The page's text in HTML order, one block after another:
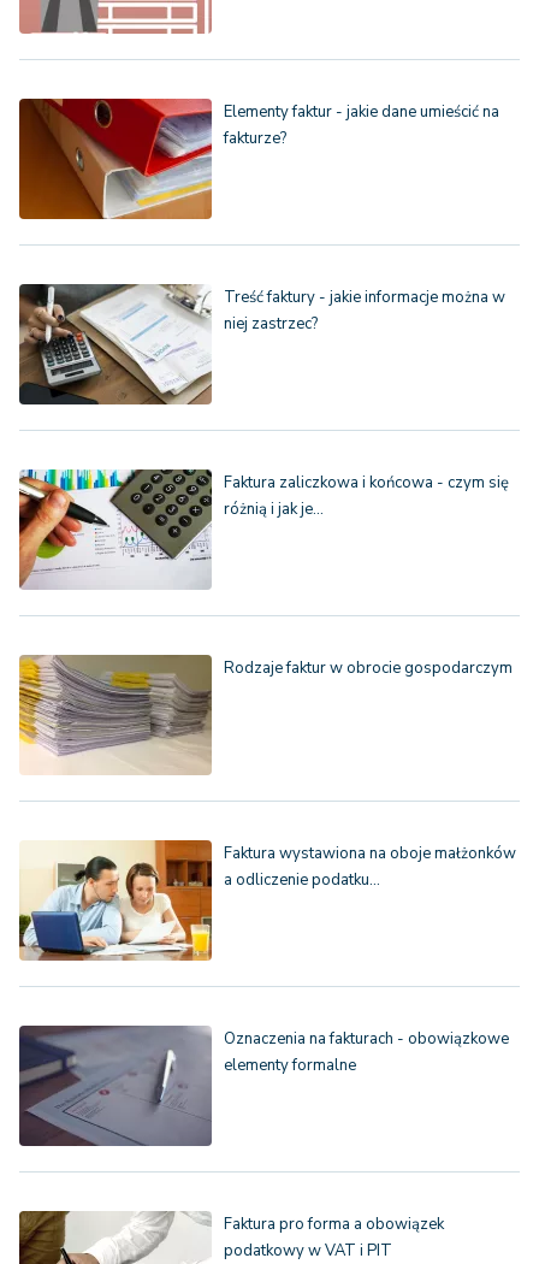
Elementy faktur - jakie dane umieścić na
fakturze?
Treść faktury - jakie informacje można w
niej zastrzec?
Faktura zaliczkowa i końcowa - czym się
różnią i jak je…
Rodzaje faktur w obrocie gospodarczym
Faktura wystawiona na oboje małżonków
a odliczenie podatku…
Oznaczenia na fakturach - obowiązkowe
elementy formalne
Faktura pro forma a obowiązek
podatkowy w VAT i PIT